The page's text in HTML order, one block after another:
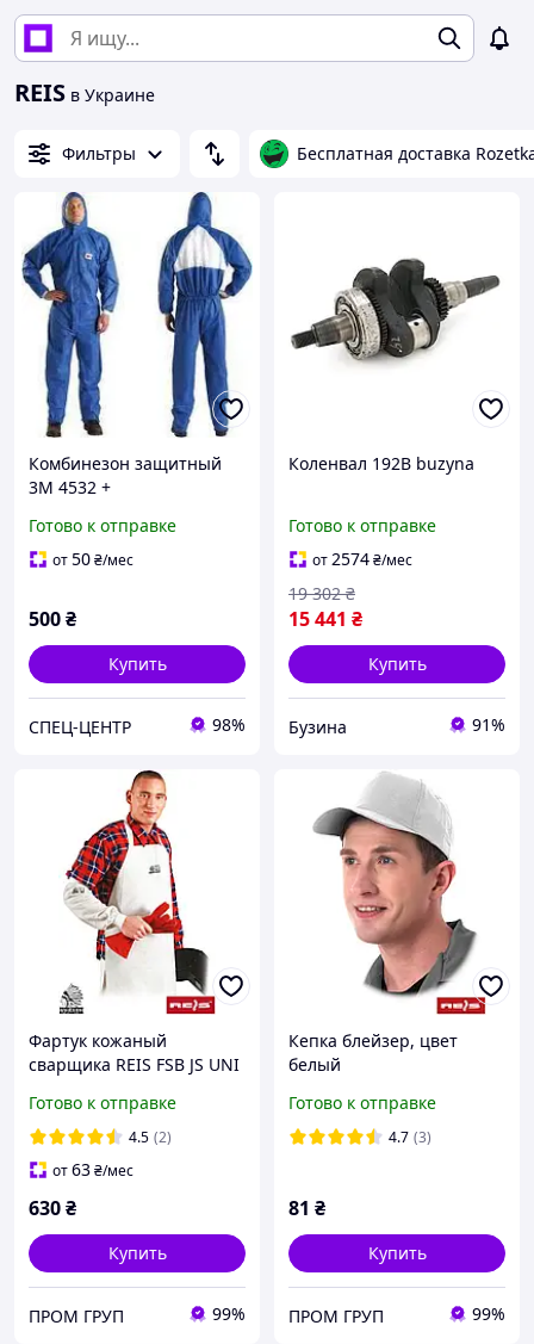
REIS в Украине
Фильтры Бесплатная доставка
Комбинезон защитный
3M 4532 +
Готово к отправке
от50₴/мес
500₴
Купить
СПЕЦ-ЦЕНТР 98%
Коленвал 192B buzyna
Готово к отправке
от2574₴/мес
15 441 ₴
19 302 ₴
Купить
Бузина 91%
Фартук кожаный
сварщика REIS FSB JS UNI
Готово к отправке
4.5 (2)
от63₴/мес
630₴
Купить
ПРОМ ГРУП 99%
Кепка блейзер, цвет
белый
Готово к отправке
4.7 (3)
81 ₴
Купить
ПРОМ ГРУП 99%